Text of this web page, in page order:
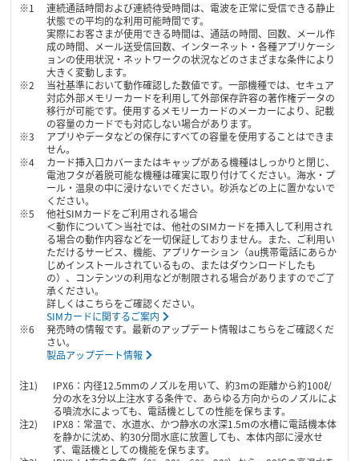
連続通話時間および連続待受時間は、電波を正常に受信できる静止
状態での平均的な利用可能時間です。
実際にお客さまが使用できる時間は、通話の時間、回数、メール作
成の時間、メール送受信回数、インターネット・各種アプリケーシ
ョンの使用状況・ネットワークの状況などのさまざまな条件により
大きく変動します。
当社基準において動作確認した数値です。一部機種では、セキュア
対応外部メモリーカードを利用して外部保存許容の著作権データの
移行が可能です。使用するメモリーカードのメーカーにより、記載
の容量のカードでも対応しない場合があります。
アプリやデータなどの保存にすべての容量を使用することはできま
せん。
カード挿入口カバーまたはキャップがある機種はしっかりと閉じ、
電池フタが着脱可能な機種は確実に取り付けてください。海水・プ
ール・温泉の中に浸けないでください。砂浜などの上に置かないで
ください。
他社SIMカードをご利用される場合
＜動作について＞当社では、他社のSIMカードを挿入して利用され
る場合の動作内容などを一切保証しておりません。また、ご利用い
ただけるサービス、機能、アプリケーション（au携帯電話にあらか
じめインストールされているもの、またはダウンロードしたも
の）、コンテンツの利用などが制限される場合がありますのでご了
承ください。
詳しくはこちらをご確認ください。
SIMカードに関するご案内
発売時の情報です。最新のアップデート情報はこちらをご確認くだ
さい。
製品アップデート情報
IPX6：内径12.5mmのノズルを用いて、約3mの距離から約100ℓ/
分の水を3分以上注水する条件で、あらゆる方向からのノズルによ
る噴流水によっても、電話機としての性能を保ちます。
IPX8：常温で、水道水、かつ静水の水深1.5mの水槽に電話機本体
を静かに沈め、約30分間水底に放置しても、本体内部に浸水せ
ず、電話機としての機能を保ちます。